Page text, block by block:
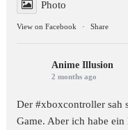
Photo
View on Facebook · Share
Anime Illusion
2 months ago
Der #xboxcontroller sah
Game. Aber ich habe